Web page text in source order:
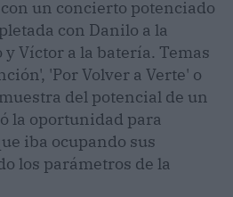
un concierto potenciado
con Danilo a la
Víctor a la batería. Temas
'Por Volver a Verte' o
del potencial de un
la oportunidad para
iba ocupando sus
los parámetros de la